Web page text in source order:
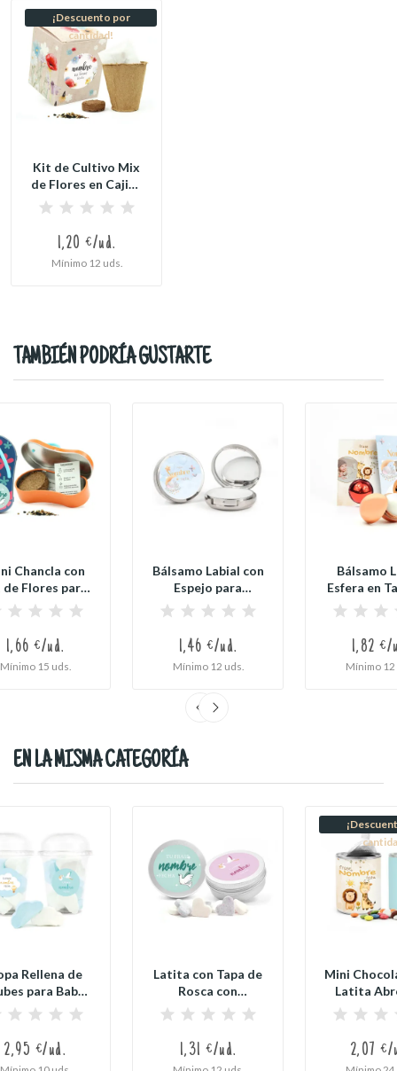
¡Descuento por
cantidad!
Kit de Cultivo Mix
de Flores en Cajita
Decorada...
1,20 €/ud.
Mínimo 12 uds.
TAMBIÉN PODRÍA GUSTARTE
Chancla con
Flores para
Shower
1,66 €/ud.
Mínimo 15 uds.
Bálsamo Labial con
Espejo para
Detalle de Baby...
1,46 €/ud.
Mínimo 12 uds.
Bálsamo
Esfera en
1,82 €/
Mínimo 12
EN LA MISMA CATEGORÍA
Rellena de
para Baby
Shower
2,95 €/ud.
Latita con Tapa de
Rosca con
Caramelos para...
1,31 €/ud.
Mini
Latita
para
2,07 €/